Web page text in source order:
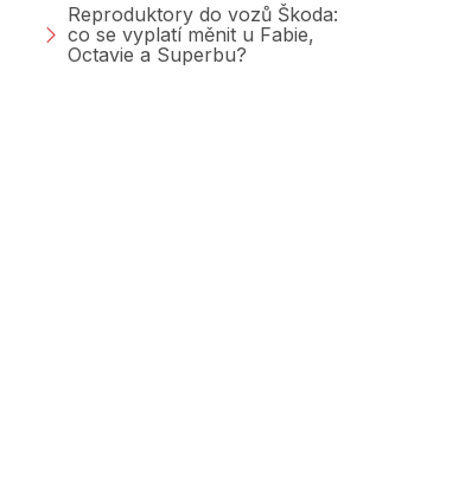
Reproduktory do vozů Škoda:
co se vyplatí měnit u Fabie,
Octavie a Superbu?